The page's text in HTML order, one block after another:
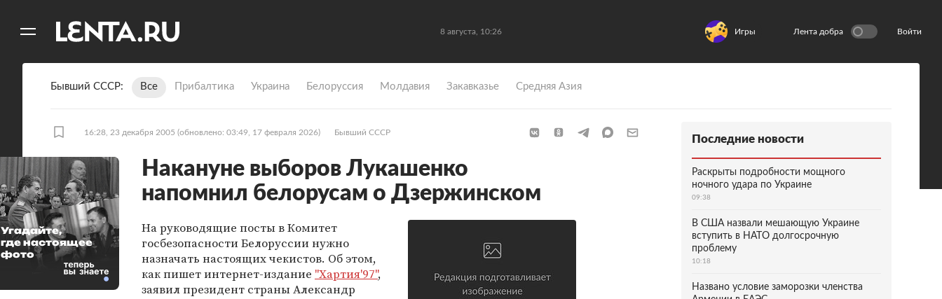
8 августа, 10:26 Игры Лента добра Войти
Бывший СССР Все Прибалтика Украина Белоруссия Молдавия Закавказье Средняя Азия
16:28, 23 декабря 2005 (обновлено: 03:49, 17 февраля 2026) Бывший СССР
Накануне выборов Лукашенко
напомнил белорусам о Дзержинском
На руководящие посты в Комитет
госбезопасности Белоруссии нужно
назначать настоящих чекистов. Об этом,
как пишет интернет-издание "Хартия'97",
заявил президент страны Александр
Угадайте,
где настоящее
фото
Последние новости
Раскрыты подробности мощного
ночного удара по Украине
09:38
В США назвали мешающую Украине
вступить в НАТО долгосрочную
проблему
10:18
Названо условие заморозки членства